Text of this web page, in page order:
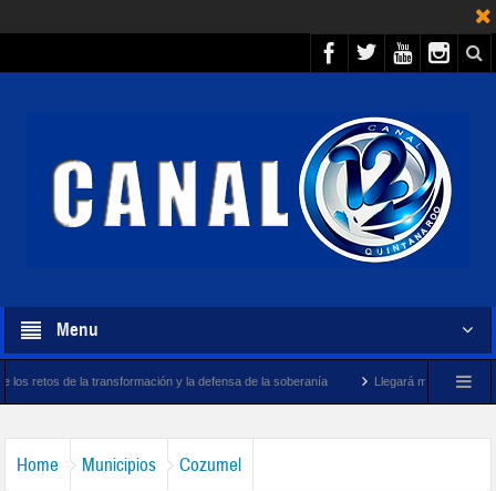
Menu
y la defensa de la soberanía Llegará megabuque sargacero de la
Home Municipios Cozumel